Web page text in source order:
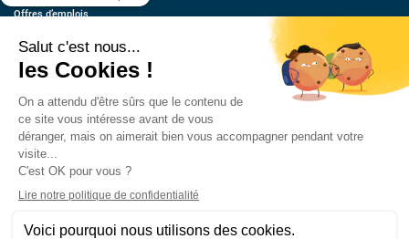
Offres d’emplois
Contact
Estimez votre voiture
Mentions légales
CGU